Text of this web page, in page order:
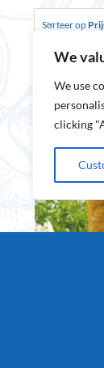
We
We use
clicking
Sorteer op